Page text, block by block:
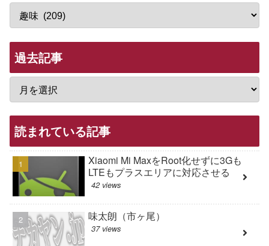
過去記事
読まれている記事
Xiaomi Mi MaxをRoot化せずに3Gも
LTEもプラスエリアに対応させる
42 views
味太朗（市ヶ尾）
37 views